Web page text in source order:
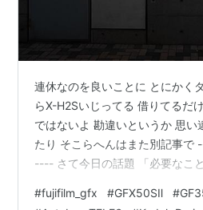
連休なのを良いことに とにかく
らX-H2Sいじってる 借りてるだ
ではないよ 勘違いというか 思い
たり そこらへんはまた別記
---- さて今日の話題 「必要なこ
まによくないと思ってるところ)
#fujifilm_gfx #GFX50SⅡ #